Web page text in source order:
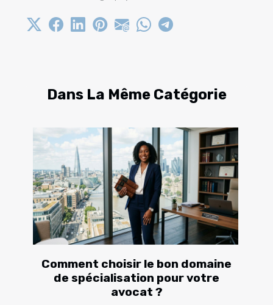
Dans La Même Catégorie
Comment choisir le bon domaine
de spécialisation pour votre
avocat ?